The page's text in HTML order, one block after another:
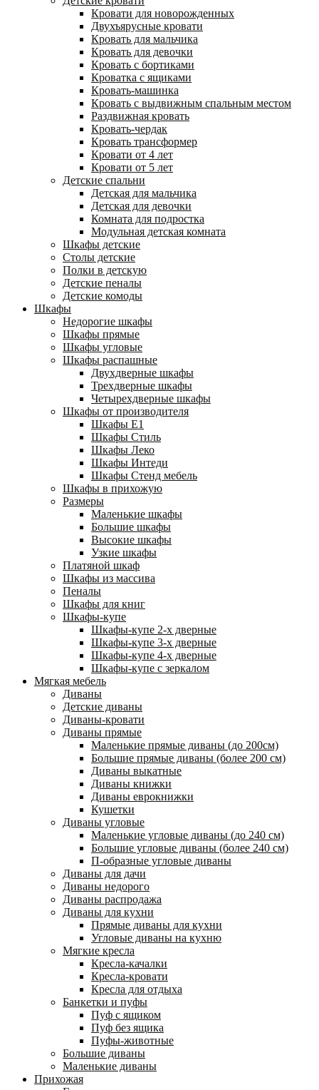
Кровати для новорожденных
Двухъярусные кровати
Кровать для мальчика
Кровать для девочки
Кровать с бортиками
Кроватка с ящиками
Кровать-машинка
Кровать с выдвижным спальным местом
Раздвижная кровать
Кровать-чердак
Кровать трансформер
Кровати от 4 лет
Кровати от 5 лет
Детские спальни
Детская для мальчика
Детская для девочки
Комната для подростка
Модульная детская комната
Шкафы детские
Столы детские
Полки в детскую
Детские пеналы
Детские комоды
Шкафы
Недорогие шкафы
Шкафы прямые
Шкафы угловые
Шкафы распашные
Двухдверные шкафы
Трехдверные шкафы
Четырехдверные шкафы
Шкафы от производителя
Шкафы E1
Шкафы Стиль
Шкафы Леко
Шкафы Интеди
Шкафы Стенд мебель
Шкафы в прихожую
Размеры
Маленькие шкафы
Большие шкафы
Высокие шкафы
Узкие шкафы
Платяной шкаф
Шкафы из массива
Пеналы
Шкафы для книг
Шкафы-купе
Шкафы-купе 2-х дверные
Шкафы-купе 3-х дверные
Шкафы-купе 4-х дверные
Шкафы-купе с зеркалом
Мягкая мебель
Диваны
Детские диваны
Диваны-кровати
Диваны прямые
Маленькие прямые диваны (до 200см)
Большие прямые диваны (более 200 см)
Диваны выкатные
Диваны книжки
Диваны еврокнижки
Кушетки
Диваны угловые
Маленькие угловые диваны (до 240 см)
Большие угловые диваны (более 240 см)
П-образные угловые диваны
Диваны для дачи
Диваны недорого
Диваны распродажа
Диваны для кухни
Прямые диваны для кухни
Угловые диваны на кухню
Мягкие кресла
Кресла-качалки
Кресла-кровати
Кресла для отдыха
Банкетки и пуфы
Пуф с ящиком
Пуф без ящика
Пуфы-животные
Большие диваны
Маленькие диваны
Прихожая